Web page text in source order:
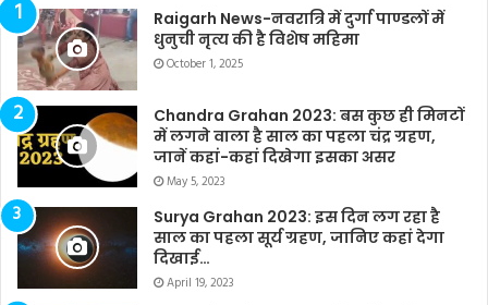
Raigarh News-नवरात्रि में दुर्गा पाण्डलों में
धुनुची नृत्य की है विशेष महिमा
October 1, 2025
Chandra Grahan 2023: बस कुछ ही मिनटों
में लगने वाला है साल का पहला चंद्र ग्रहण,
जानें कहां-कहां दिखेगा इसका असर
May 5, 2023
Surya Grahan 2023: इस दिन लग रहा है
साल का पहला सूर्य ग्रहण, जानिए कहां देगा
दिखाई…
April 19, 2023